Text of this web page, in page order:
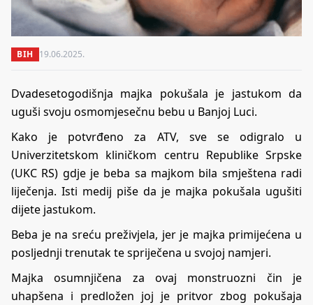
BIH 19.06.2025.
Dvadesetogodišnja majka pokušala je jastukom da
uguši svoju osmomjesečnu bebu u Banjoj Luci.
Kako je potvrđeno za ATV, sve se odigralo u
Univerzitetskom kliničkom centru Republike Srpske
(UKC RS) gdje je beba sa majkom bila smještena radi
liječenja. Isti medij piše da je majka pokušala ugušiti
dijete jastukom.
Beba je na sreću preživjela, jer je majka primijećena u
posljednji trenutak te spriječena u svojoj namjeri.
Majka osumnjičena za ovaj monstruozni čin je
uhapšena i predložen joj je pritvor zbog pokušaja